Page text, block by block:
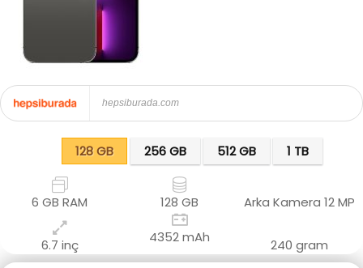
hepsiburada.com
128 GB 256 GB 512 GB 1 TB
6 GB RAM 128 GB Arka Kamera12 MP
6.7 inç 4352 mAh 240 gram